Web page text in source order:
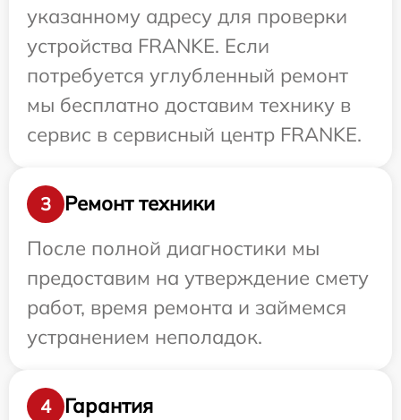
указанному адресу для проверки
устройства FRANKE. Если
потребуется углубленный ремонт
мы бесплатно доставим технику в
сервис в сервисный центр FRANKE.
3
Ремонт техники
После полной диагностики мы
предоставим на утверждение смету
работ, время ремонта и займемся
устранением неполадок.
4
Гарантия